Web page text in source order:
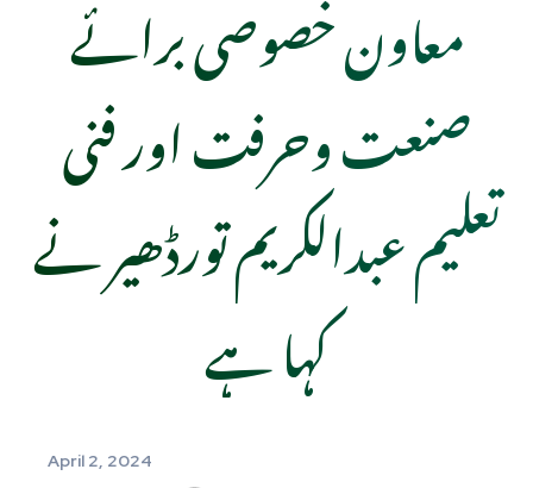
معاون خصوصی برائے
صنعت وحرفت اور فنی
تعلیم عبدالکریم تورڈھیر نے
کہا ہے
April 2, 2024